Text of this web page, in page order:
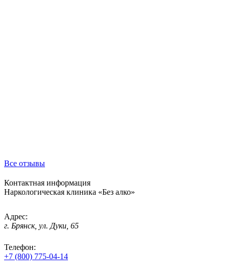
Все отзывы
Контактная информация
Наркологическая клиника «Без алко»
Адрес:
г. Брянск, ул. Дуки, 65
Телефон:
+7 (800) 775-04-14